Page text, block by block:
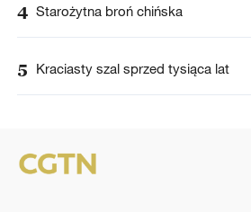
4 Starożytna broń chińska
5 Kraciasty szal sprzed tysiąca lat